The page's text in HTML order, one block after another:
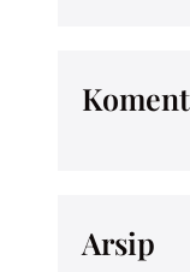
Arsip